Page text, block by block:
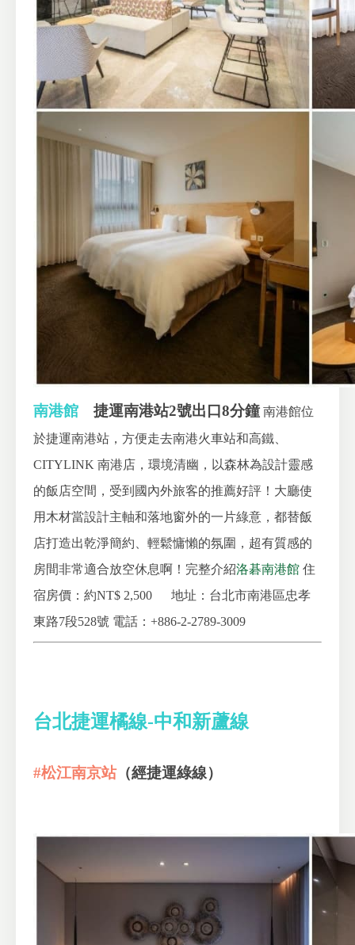
南港館 捷運南港站2號出口8分鐘 南港館位
於捷運南港站，方便走去南港火車站和高鐵、
CITYLINK 南港店，環境清幽，以森林為設計靈感
的飯店空間，受到國內外旅客的推薦好評！大廳使
用木材當設計主軸和落地窗外的一片綠意，都替飯
店打造出乾淨簡約、輕鬆慵懶的氛圍，超有質感的
房間非常適合放空休息啊！完整介紹洛碁南港館 住
宿房價：約NT$ 2,500
地址：台北市南港區忠孝
東路7段528號 電話：+886-2-2789-3009
台北捷運橘線-中和新蘆線
#松江南京站（經捷運綠線）